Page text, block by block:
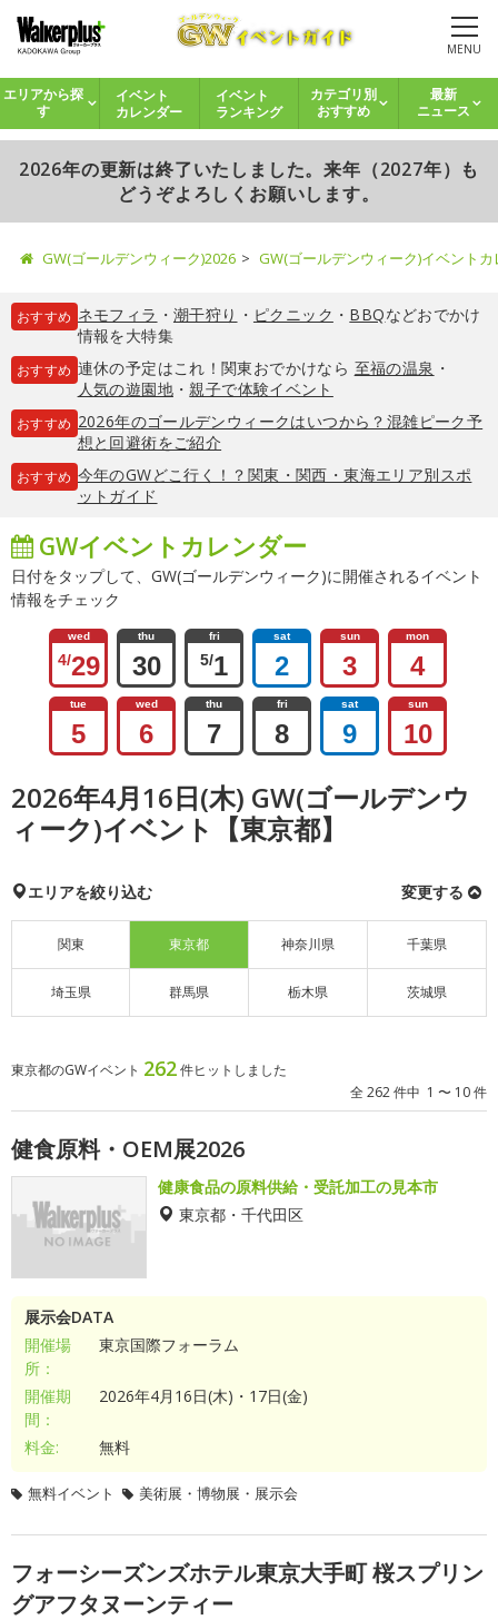
MENU
エリアから探
す
イベント
カレンダー
イベント
ランキング
カテゴリ別
おすすめ
最新
ニュース
2026年の更新は終了いたしました。来年（2027年）も
どうぞよろしくお願いします。
GW(ゴールデンウィーク)2026 GW(ゴールデンウィーク)イベント
おすすめ ネモフィラ ・ 潮干狩り ・ ピクニック ・ BBQなどおでかけ
情報を大特集
おすすめ 連休の予定はこれ！関東おでかけなら 至福の温泉 ・
人気の遊園地・親子で体験イベント
おすすめ 2026年のゴールデンウィークはいつから？混雑ピーク予
想と回避術をご紹介
おすすめ 今年のGWどこ行く！？関東・関西・東海エリア別スポ
ットガイド
GWイベントカレンダー
日付をタップして、GW(ゴールデンウィーク)に開催されるイベント
情報をチェック
wed
4/29
thu
30
fri
5/1
sat
2
sun
3
mon
4
tue
5
wed
6
thu
7
fri
8
sat
9
sun
10
2026年4月16日(木) GW(ゴールデンウ
ィーク)イベント【東京都】
エリアを絞り込む 変更する
関東 東京都 神奈川県 千葉県
埼玉県 群馬県 栃木県 茨城県
東京都のGWイベント 262件ヒットしました
全 262 件中 1 〜 10 件
健食原料・OEM展2026
健康食品の原料供給・受託加工の見本市
東京都・千代田区
展示会DATA
開催場
所：
東京国際フォーラム
開催期
間：
2026年4月16日(木)・17日(金)
料金: 無料
無料イベント 美術展・博物展・展示会
フォーシーズンズホテル東京大手町 桜スプリン
グアフタヌーンティー